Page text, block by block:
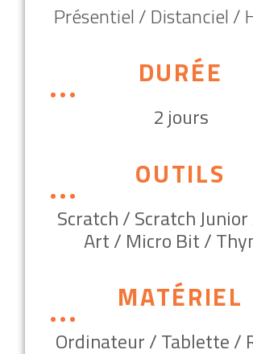
Présentiel / Distanciel /
DURÉE
2 jours
OUTILS
Scratch / Scratch
Art / Micro Bit /
MATÉRIEL
Ordinateur / Tablette /